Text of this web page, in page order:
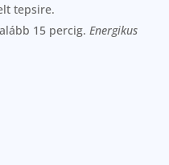
tepsire.
15 percig.Energikus